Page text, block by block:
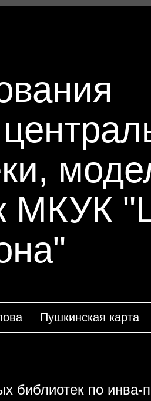
МКУК
Пушкинская карта
библиотек по инва-